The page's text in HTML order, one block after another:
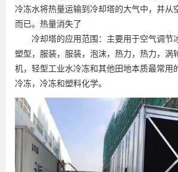
冷冻水将热量运输到冷却塔的大气中，并从
而已。热量消失了
冷却塔的应用范围：主要用于空气调节
塑型，服装，服装，泡沫，热力，热力，涡
机，轻型工业水冷冻和其他田地本质最常用
冷冻，冷冻和塑料化学。